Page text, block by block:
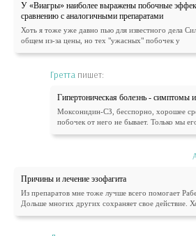
У «Виагры» наиболее выражены побочные
сравнению с аналогичными препаратами
Хоть я тоже уже давно пью для известного дела
общем из-за цены, но тех "ужасных" побочек у
Гретта пишет:
Гипертоническая болезнь - симптомы
Моксонидин-СЗ, бесспорно, хорошее
побочек от него не бывает. Только мы
Причины и лечение эзофагита
Из препаратов мне тоже лучше всего помогает
Дольше многих других сохраняет свое действие.